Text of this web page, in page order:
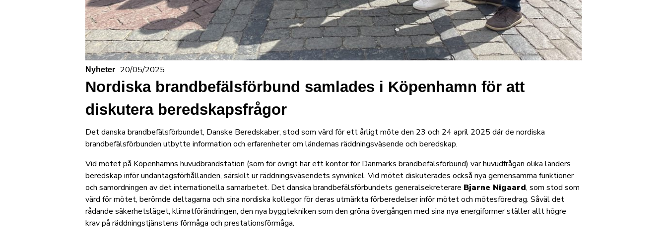
Nyheter 20/05/2025
Nordiska brandbefälsförbund samlades i Köpenhamn för att
diskutera beredskapsfrågor
Det danska brandbefälsförbundet, Danske Beredskaber, stod som värd för ett årligt möte den 23 och 24 april 2025 där de nordiska
brandbefälsförbunden utbytte information och erfarenheter om ländernas räddningsväsende och beredskap.
Vid mötet på Köpenhamns huvudbrandstation (som för övrigt har ett kontor för Danmarks brandbefälsförbund) var huvudfrågan olika länders
beredskap inför undantagsförhållanden, särskilt ur räddningsväsendets synvinkel. Vid mötet diskuterades också nya gemensamma funktioner
och samordningen av det internationella samarbetet. Det danska brandbefälsförbundets generalsekreterare Bjarne Nigaard, som stod som
värd för mötet, berömde deltagarna och sina nordiska kollegor för deras utmärkta förberedelser inför mötet och mötesföredrag. Såväl det
rådande säkerhetsläget, klimatförändringen, den nya byggtekniken som den gröna övergången med sina nya energiformer ställer allt högre
krav på räddningstjänstens förmåga och prestationsförmåga.